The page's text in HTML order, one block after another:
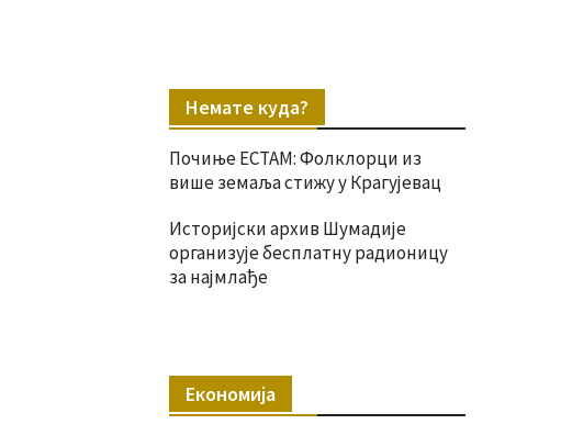
Немате куда?
Почиње ЕСТАМ: Фолклорци из
више земаља стижу у Крагујевац
Историјски архив Шумадије
организује бесплатну радионицу
за најмлађе
Економија